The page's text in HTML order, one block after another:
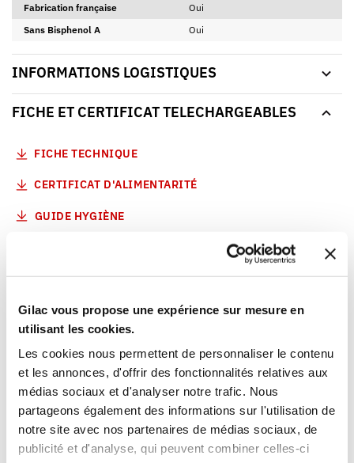
Gilac vous propose une expérience sur mesure en
utilisant les cookies.
Les cookies nous permettent de personnaliser le contenu
et les annonces, d'offrir des fonctionnalités relatives aux
médias sociaux et d'analyser notre trafic. Nous
partageons également des informations sur l'utilisation de
notre site avec nos partenaires de médias sociaux, de
publicité et d'analyse, qui peuvent combiner celles-ci
Fabrication française
Oui
Sans Bisphenol A
Oui
INFORMATIONS LOGISTIQUES
FICHE ET CERTIFICAT TELECHARGEABLES
FICHE TECHNIQUE
CERTIFICAT D'ALIMENTARITÉ
GUIDE HYGIÈNE
VOUS AIMEREZ AUSSI
1